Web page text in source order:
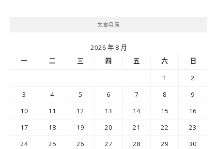
文章月曆
2026 年 8 月
一
二 三 四 五 六
日
1
2
3
4 5 6 7 8
9
10
11 12 13 14 15
16
17
18 19 20 21 22
23
24
25 26 27 28 29
30